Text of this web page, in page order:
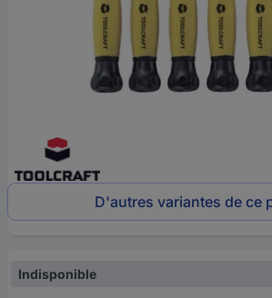
D'autres variantes de ce
Indisponible